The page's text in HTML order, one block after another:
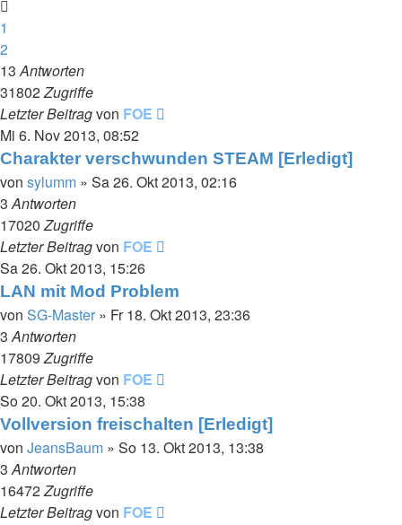
1
2
13Antworten
31802Zugriffe
Letzter Beitragvon FOE
Mi 6. Nov 2013, 08:52
Charakter verschwunden STEAM [Erledigt]
von sylumm » Sa 26. Okt 2013, 02:16
3Antworten
17020Zugriffe
Letzter Beitragvon FOE
Sa 26. Okt 2013, 15:26
LAN mit Mod Problem
von SG-Master » Fr 18. Okt 2013, 23:36
3Antworten
17809Zugriffe
Letzter Beitragvon FOE
So 20. Okt 2013, 15:38
Vollversion freischalten [Erledigt]
von JeansBaum » So 13. Okt 2013, 13:38
3Antworten
16472Zugriffe
Letzter Beitragvon FOE